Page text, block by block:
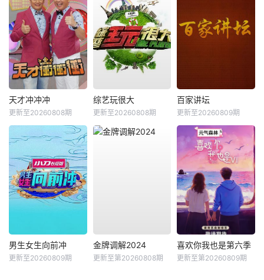
天才冲冲冲
更新至20260808期
综艺玩很大
更新至20260808期
百家讲坛
更新至20260809期
男生女生向前冲
更新至20260809期
金牌调解2024
更新至第20260808期
喜欢你我也是第六季
更新至第20260809期